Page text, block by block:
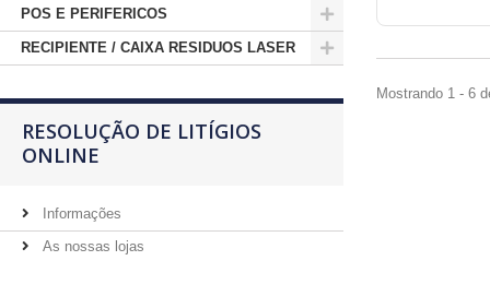
POS E PERIFERICOS
RECIPIENTE / CAIXA RESIDUOS LASER
RESOLUÇÃO DE LITÍGIOS
ONLINE
Informações
As nossas lojas
Mostrando 1 - 6